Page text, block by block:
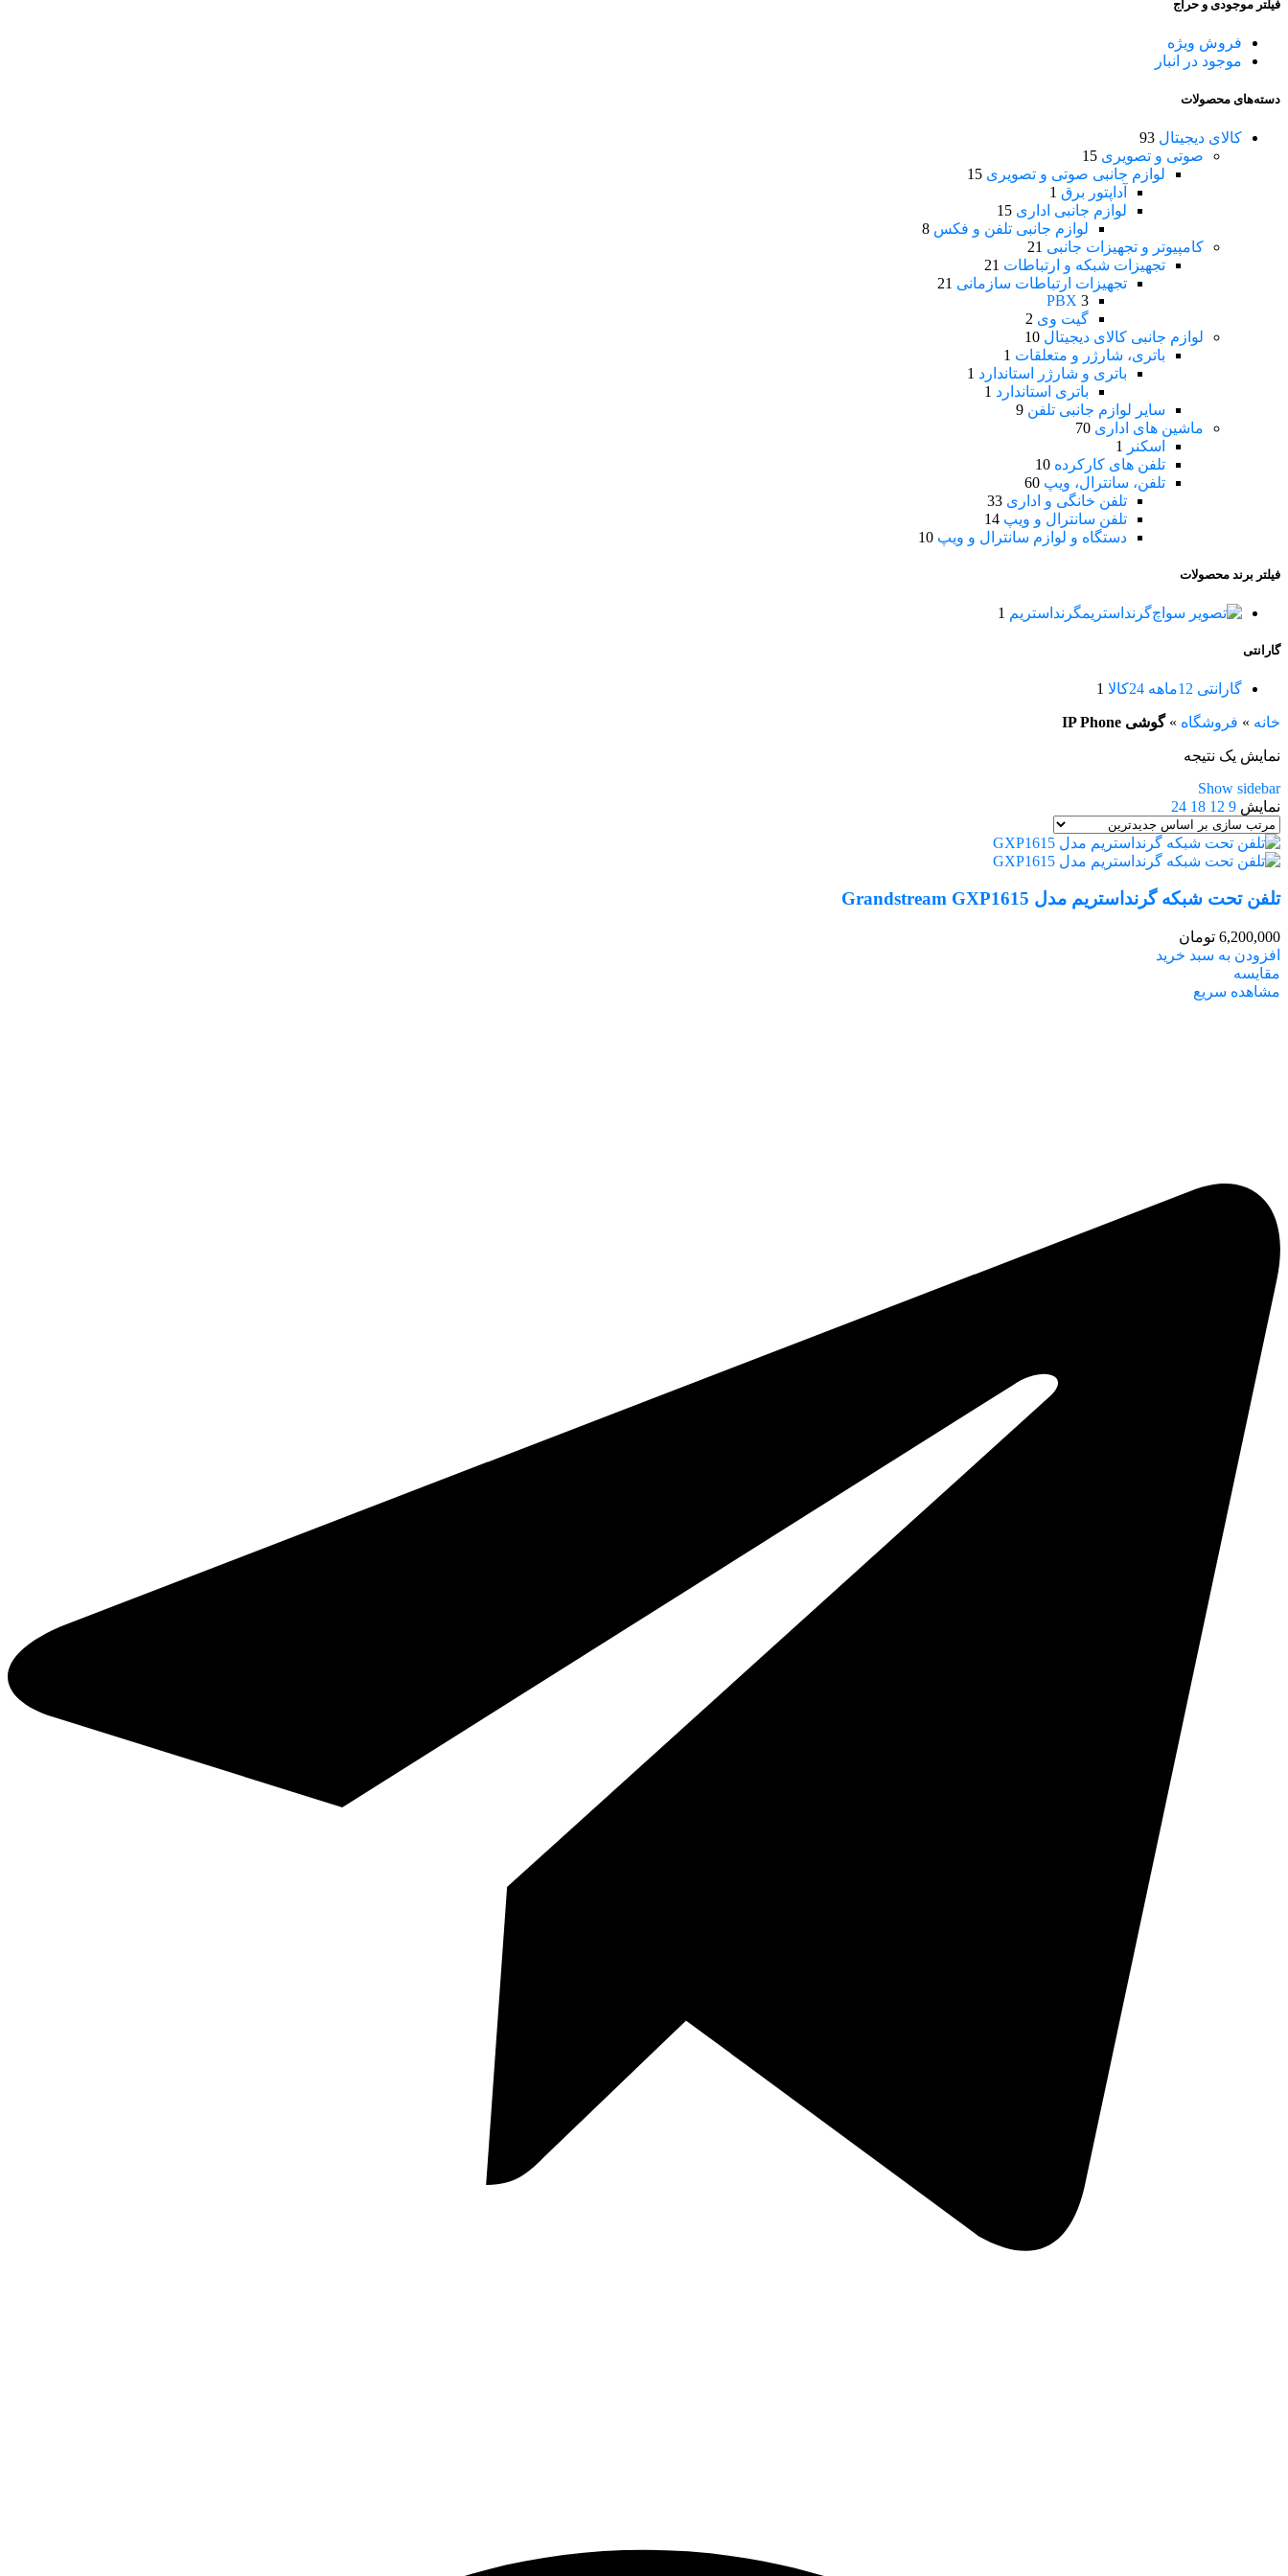
فیلتر موجودی و حراج
فروش ویژه
موجود در انبار
دسته‌های محصولات
کالای دیجیتال 93
صوتی و تصویری 15
لوازم جانبی صوتی و تصویری 15
آداپتور برق 1
لوازم جانبی اداری 15
لوازم جانبی تلفن و فکس 8
کامپیوتر و تجهیزات جانبی 21
تجهیزات شبکه و ارتباطات 21
تجهیزات ارتباطات سازمانی 21
PBX 3
گیت وی 2
لوازم جانبی کالای دیجیتال 10
باتری، شارژر و متعلقات 1
باتری و شارژر استاندارد 1
باتری استاندارد 1
سایر لوازم جانبی تلفن 9
ماشین های اداری 70
اسکنر
1
تلفن های کارکرده 10
تلفن، سانترال، ویپ 60
تلفن خانگی و اداری 33
تلفن سانترال و ویپ 14
دستگاه و لوازم سانترال و ویپ 10
فیلتر برند محصولات
گرنداستریمگرنداستریم 1
گارانتی
گارانتی 12ماهه 24کالا 1
خانه » فروشگاه »گوشی IP Phone
نمایش یک نتیجه
Show sidebar
نمایش 9
12
18
24
تلفن تحت شبکه گرنداستریم مدل Grandstream GXP1615
6,200,000 تومان
افزودن به سبد خرید
مقایسه
مشاهده سریع